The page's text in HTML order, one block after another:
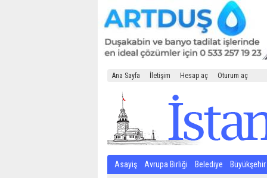
Ana Sayfa İletişim Hesap aç Oturum aç
Asayiş Avrupa Birliği Belediye Büyükşehir